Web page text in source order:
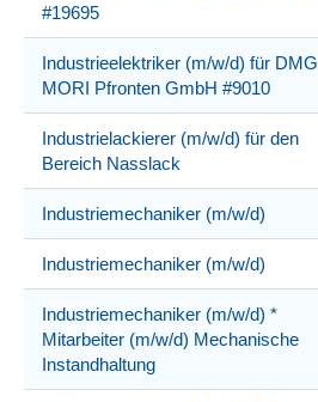
#19695
Industrieelektriker (m/w/d) für DMG
MORI Pfronten GmbH #9010
Industrielackierer (m/w/d) für den
Bereich Nasslack
Industriemechaniker (m/w/d)
Industriemechaniker (m/w/d)
Industriemechaniker (m/w/d) *
Mitarbeiter (m/w/d) Mechanische
Instandhaltung